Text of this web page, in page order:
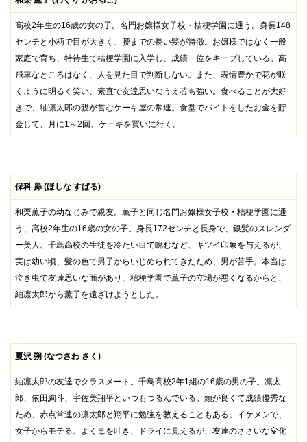
高校2年生の16歳の女の子。名門お嬢様女子校・桔梗学園に通う。身長148
センチと小柄で目が大きく、腰までの長い髪が特徴。お嬢様ではなく一般
家庭で育ち、特待生で桔梗学園に入学し、成績一位をキープしている。高
飛車なところはなく、人を見た目で判断しない。また、表情豊かで花が咲
くように明るく笑い、素直で友達思いなうえ芯も強い。食べることが大好
きで、紬凛太郎の親が営むケーキ屋の常連。食堂でバイトをしたお金を貯
金して、月に1～2回、ケーキを買いに行く。
保科 昴 (ほしな すばる)
和栗薫子の幼なじみで親友。薫子と同じ名門お嬢様女子校・桔梗学園に通
う、高校2年生の16歳の女の子。身長172センチと長身で、銀髪のスレンダ
ー美人。千鳥高校の生徒を冷たい目で睨むなど、キツイ印象を与えるが、
実は幼い頃、髪の色で男子からいじめられてきたため、男が苦手。本当は
泣き虫で友達思いな面があり、桔梗学園で薫子の立場が悪くなるからと、
紬凛太郎から薫子を遠ざけようとした。
夏沢 朔 (なつさわ さく)
紬凛太郎の友達でクラスメート。千鳥高校2年1組の16歳の男の子。凛太
郎、依田絢斗、宇佐美翔平といつもつるんでいる。頭が良くて成績優秀な
ため、赤点常連の凛太郎と翔平に勉強を教えることもある。イケメンで、
女子からモテる。よく毒を吐き、ドライに見えるが、友達のささいな変化